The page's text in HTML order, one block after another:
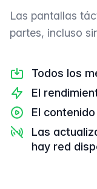
Las pantallas
partes, incluso
Todos los
El
El
Las
hay red